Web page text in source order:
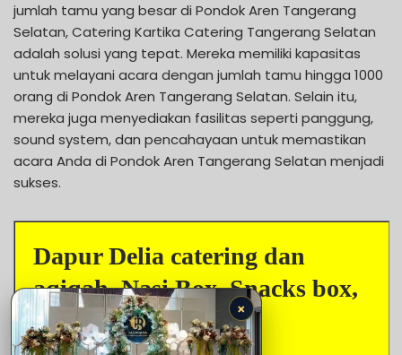
jumlah tamu yang besar di Pondok Aren Tangerang
Selatan, Catering Kartika Catering Tangerang Selatan
adalah solusi yang tepat. Mereka memiliki kapasitas
untuk melayani acara dengan jumlah tamu hingga 1000
orang di Pondok Aren Tangerang Selatan. Selain itu,
mereka juga menyediakan fasilitas seperti panggung,
sound system, dan pencahayaan untuk memastikan
acara Anda di Pondok Aren Tangerang Selatan menjadi
sukses.
Dapur Delia catering dan
aqiqah, Nasi Box, Snacks box,
tumpeng mini, dll
×